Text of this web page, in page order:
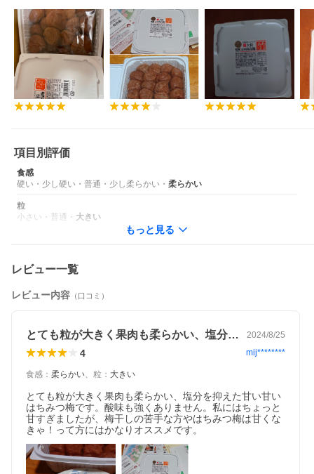
項目別評価
食感
硬い ・ 少し硬い ・ 普通 ・ 少し柔らかい ・ 柔らかい
粒
小さい ・ 普通 ・ 大きい
もっと見る
レビュー一覧
レビュー内容 （口コミ）
とても粒が大きく果肉も柔らかい、塩分を… 2024/8/25
4 mij********
食感 ： 柔らかい、 粒 ： 大きい
とても粒が大きく果肉も柔らかい、塩分を抑えた甘い甘い
はちみつ梅です。酸味も強くありません。私にはちょっと
甘すぎましたが、梅干しの苦手な方やはちみつ梅は甘くな
きゃ！って方にはかなりオススメです。